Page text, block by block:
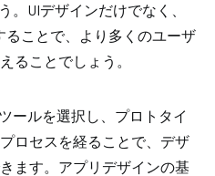
。UIデザインだけでなく、
ることで、より多くのユーザ
ることでしょう。
ールを選択し、プロトタイ
ロセスを経ることで、デザ
ます。アプリデザインの基